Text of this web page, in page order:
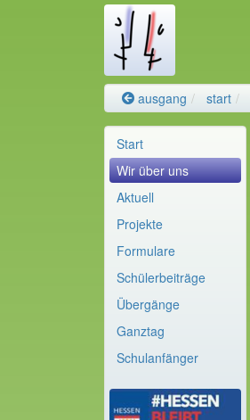
ausgang start
Start
Wir über uns
Aktuell
Projekte
Formulare
Schülerbeiträge
Übergänge
Ganztag
Schulanfänger